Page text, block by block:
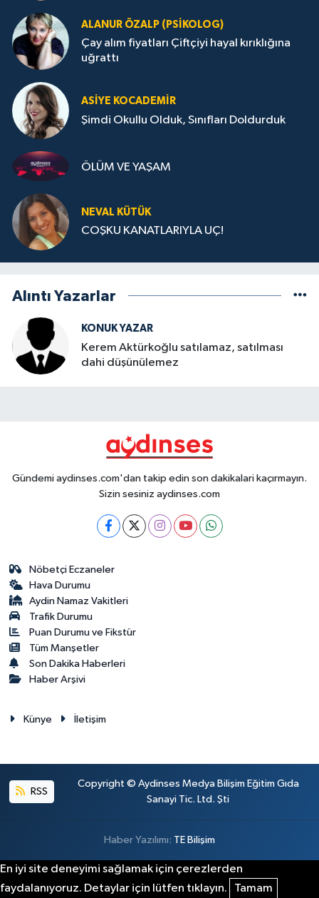
ALANUR ÖZALP (PSIKOLOG)
Çay alım fiyatları Çiftçiyi hayal kırıklığına
uğrattı
ASIYE KOCADEMİR
Şimdi Okullu Olduk, Sınıfları Doldurduk
ÖLÜM VE YAŞAM
NEVAL KÜTÜK
COŞKU KANATLARIYLA UÇ!
Alıntı Yazarlar
KONUK YAZAR
Kerem Aktürkoğlu satılamaz, satılması
dahi düşünülemez
Gündemi aydinses.com'dan takip edin son dakikalari kaçırmayın.
Sizin sesiniz aydinses.com
Nöbetçi Eczaneler
Hava Durumu
Aydin Namaz Vakitleri
Trafik Durumu
Puan Durumu ve Fikstür
Tüm Manşetler
Son Dakika Haberleri
Haber Arşivi
Künye İletişim
RSS
Copyright © Aydinses Medya Bilişim Eğitim Gıda
Sanayi Tic. Ltd. Şti
Haber Yazılımı: TE Bilişim
En iyi site deneyimi sağlamak için çerezlerden
faydalanıyoruz. Detaylar için lütfen tıklayın.
Tamam